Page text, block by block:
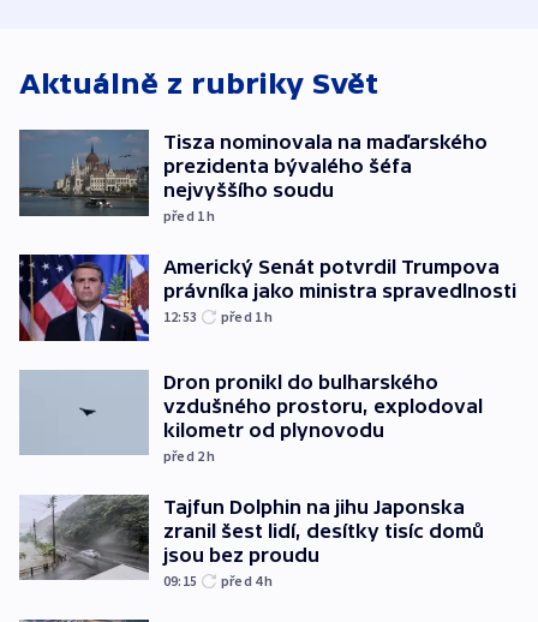
Aktuálně z rubriky Svět
Tisza nominovala na maďarského
prezidenta bývalého šéfa
nejvyššího soudu
před 1h
Americký Senát potvrdil Trumpova
právníka jako ministra spravedlnosti
12:53 před 1h
Dron pronikl do bulharského
vzdušného prostoru, explodoval
kilometr od plynovodu
před 2h
Tajfun Dolphin na jihu Japonska
zranil šest lidí, desítky tisíc domů
jsou bez proudu
09:15 před 4h